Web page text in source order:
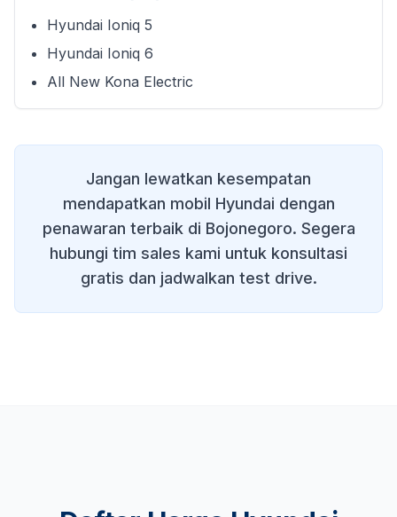
Hyundai Ioniq 5
Hyundai Ioniq 6
All New Kona Electric
Jangan lewatkan kesempatan
mendapatkan mobil Hyundai dengan
penawaran terbaik di Bojonegoro. Segera
hubungi tim sales kami untuk konsultasi
gratis dan jadwalkan test drive.